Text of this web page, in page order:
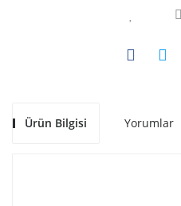
Ürün Bilgisi Yorumlar